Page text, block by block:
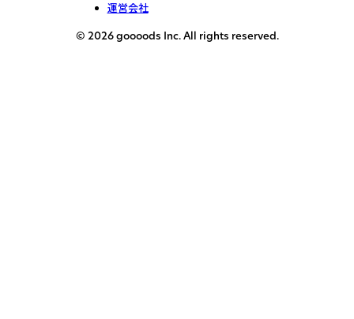
運営会社
© 2026 goooods Inc. All rights reserved.